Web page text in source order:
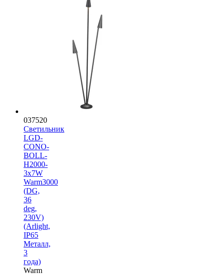
037520
Светильник
LGD-
CONO-
BOLL-
H2000-
3x7W
Warm3000
(DG,
36
deg,
230V)
(Arlight,
IP65
Металл,
3
года)
Warm